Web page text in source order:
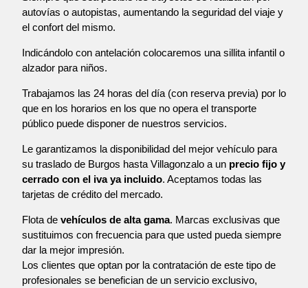
autovías o autopistas, aumentando la seguridad del viaje y
el confort del mismo.
Indicándolo con antelación colocaremos una sillita infantil o
alzador para niños.
Trabajamos las 24 horas del día (con reserva previa) por lo
que en los horarios en los que no opera el transporte
público puede disponer de nuestros servicios.
Le garantizamos la disponibilidad del mejor vehículo para
su traslado de Burgos hasta Villagonzalo a un precio fijo y
cerrado con el iva ya incluido. Aceptamos todas las
tarjetas de crédito del mercado.
Flota de vehículos de alta gama. Marcas exclusivas que
sustituimos con frecuencia para que usted pueda siempre
dar la mejor impresión.
Los clientes que optan por la contratación de este tipo de
profesionales se benefician de un servicio exclusivo,